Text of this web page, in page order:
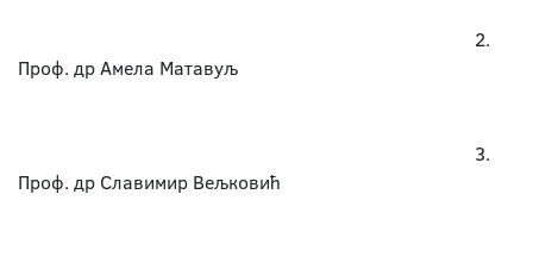
2.
Проф. др Амела Матавуљ
3.
Проф. др Славимир Вељковић